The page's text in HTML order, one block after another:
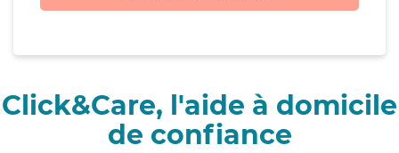
Click&Care, l'aide à domicile
de confiance